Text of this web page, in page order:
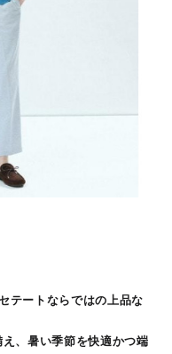
テートならではの上品な
、暑い季節を快適かつ端